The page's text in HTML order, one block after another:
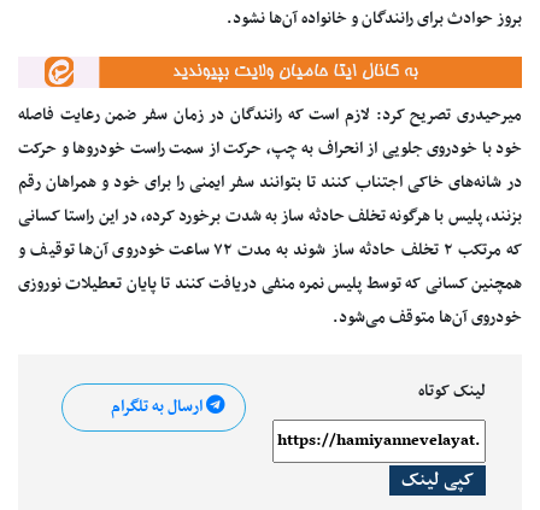
بروز حوادث برای رانندگان و خانواده آن‌ها نشود.
میرحیدری تصریح کرد: لازم است که رانندگان در زمان سفر ضمن رعایت فاصله
خود با خودروی جلویی از انحراف به چپ، حرکت از سمت راست خودروها و حرکت
در شانه‌های خاکی اجتناب کنند تا بتوانند سفر ایمنی را برای خود و همراهان رقم
بزنند، پلیس با هرگونه تخلف حادثه ساز به شدت برخورد کرده، در این راستا کسانی
که مرتکب ۲ تخلف حادثه ساز شوند به مدت ۷۲ ساعت خودروی آن‌ها توقیف و
همچنین کسانی که توسط پلیس نمره منفی دریافت کنند تا پایان تعطیلات نوروزی
خودروی آن‌ها متوقف می‌شود.
لینک کوتاه
کپی لینک
ارسال به تلگرام